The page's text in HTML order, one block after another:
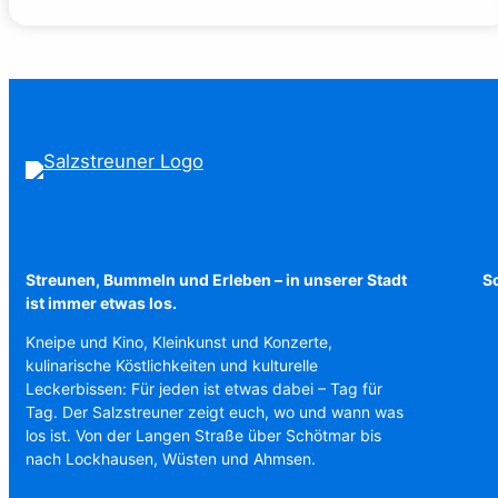
Streunen, Bummeln und Erleben – in unserer Stadt
ist immer etwas los.
Kneipe und Kino, Kleinkunst und Konzerte,
kulinarische Köstlichkeiten und kulturelle
Leckerbissen: Für jeden ist etwas dabei – Tag für
Tag. Der Salzstreuner zeigt euch, wo und wann was
los ist. Von der Langen Straße über Schötmar bis
nach Lockhausen, Wüsten und Ahmsen.